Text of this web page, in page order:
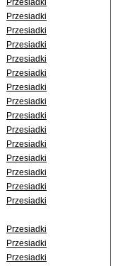
Przesiadki
Przesiadki
Przesiadki
Przesiadki
Przesiadki
Przesiadki
Przesiadki
Przesiadki
Przesiadki
Przesiadki
Przesiadki
Przesiadki
Przesiadki
Przesiadki
Przesiadki
Przesiadki
Przesiadki
Przesiadki